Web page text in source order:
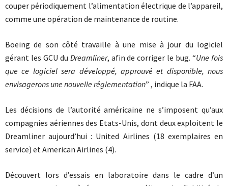
couper périodiquement l’alimentation électrique de l’appareil,
comme une opération de maintenance de routine.
Boeing de son côté travaille à une mise à jour du logiciel
gérant les GCU du Dreamliner, afin de corriger le bug. “Une fois
que ce logiciel sera développé, approuvé et disponible, nous
envisagerons une nouvelle réglementation” , indique la FAA.
Les décisions de l’autorité américaine ne s’imposent qu’aux
compagnies aériennes des Etats-Unis, dont deux exploitent le
Dreamliner aujourd’hui : United Airlines (18 exemplaires en
service) et American Airlines (4).
Découvert lors d’essais en laboratoire dans le cadre d’un